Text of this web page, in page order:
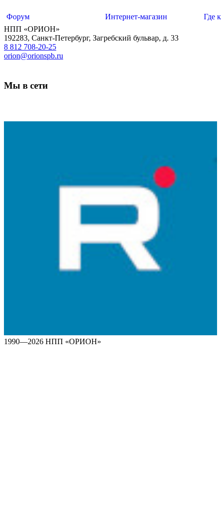
Форум Интернет-магазин
Где
НПП «ОРИОН»
192283, Санкт-Петербург, Загребский бульвар, д. 33
8 812 708-20-25
orion@orionspb.ru
Мы в сети
1990—2026 НПП «ОРИОН»